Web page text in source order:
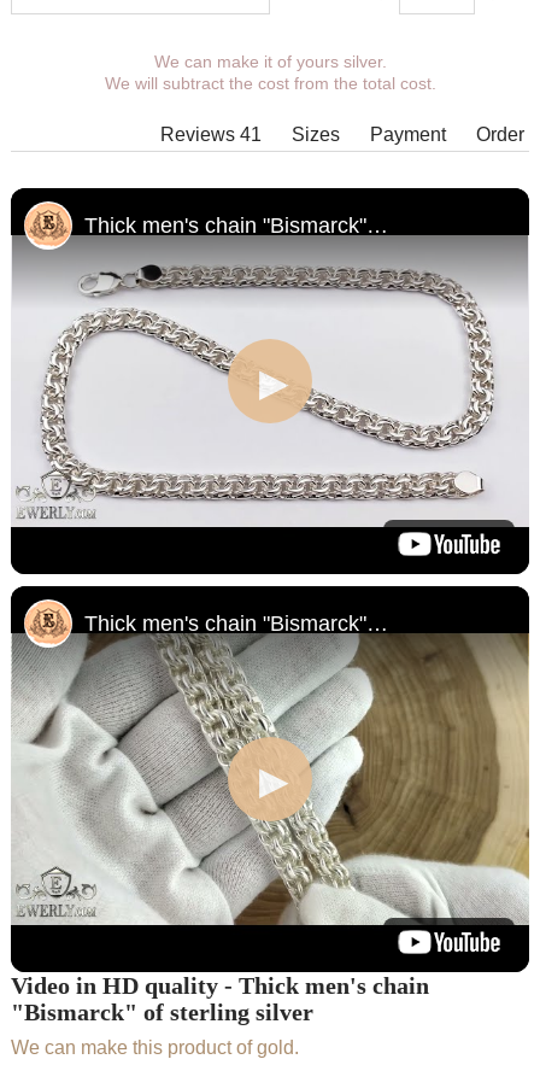
You can choose coverage, weight,
length, width, clasp.
width, length and weight cannot be
We can make it of yours silver.
We will subtract the cost from the total cost.
Reviews 41 Order
Payment
Sizes
Thick men's chain "Bismarck" of sterling silver
Thick men's chain "Bismarck" of sterling silver
Video in HD quality - Thick men's chain
"Bismarck" of sterling silver
We can make this product of gold.